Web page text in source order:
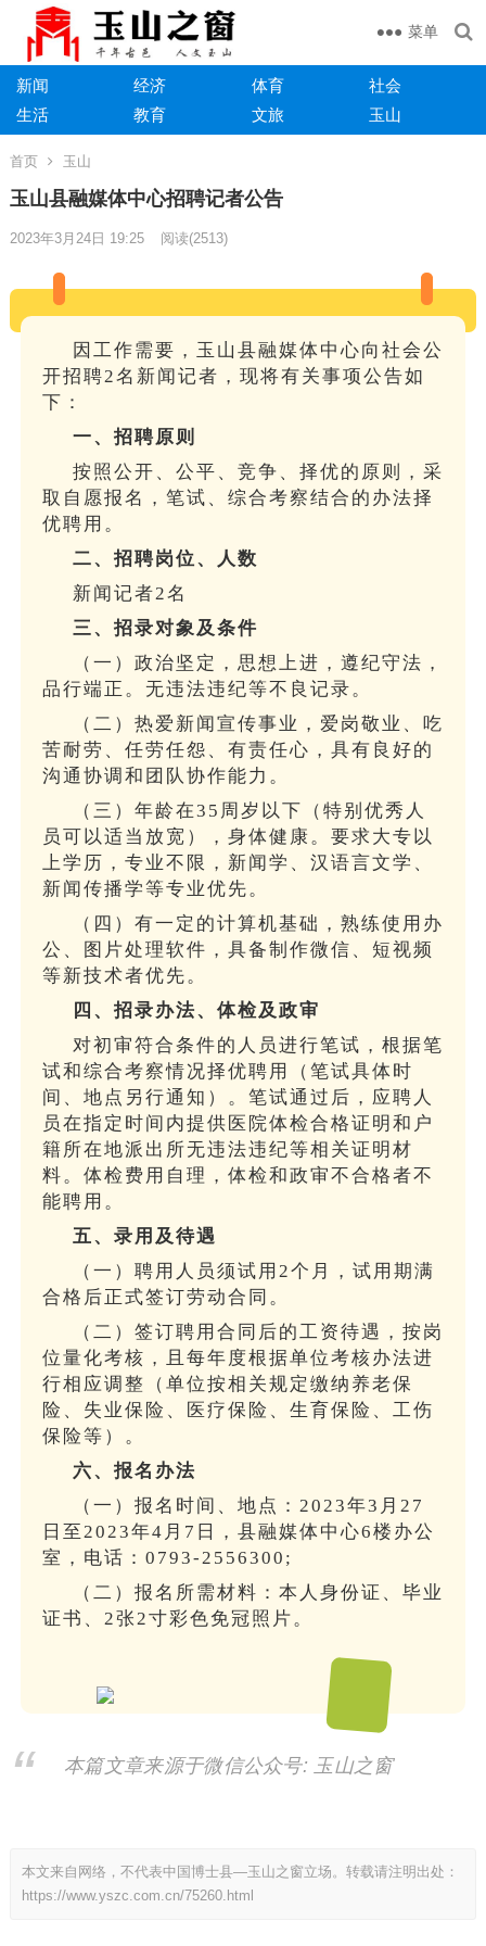
菜单
新闻 经济 体育
社会
生活
教育 文旅 玉山
首页 玉山
玉山县融媒体中心招聘记者公告
2023年3月24日 19:25 阅读(2513)
因工作需要，玉山县融媒体中心向社会公
开招聘2名新闻记者，现将有关事项公告如
下：
一、招聘原则
按照公开、公平、竞争、择优的原则，采
取自愿报名，笔试、综合考察结合的办法择
优聘用。
二、 招聘岗位、人数
新闻记者2名
三、招录对象及条件
（一）政治坚定，思想上进，遵纪守法，
品行端正。无违法违纪等不良记录。
（二）热爱新闻宣传事业，爱岗敬业、吃
苦耐劳、任劳任怨、有责任心，具有良好的
沟通协调和团队协作能力。
（三）年龄在35周岁以下（特别优秀人
员可以适当放宽），身体健康。要求大专以
上学历，专业不限，新闻学、汉语言文学、
新闻传播学等专业优先。
（四）有一定的计算机基础，熟练使用办
公、图片处理软件，具备制作微信、短视频
等新技术者优先。
四、招录办法、体检及政审
对初审符合条件的人员进行笔试，根据笔
试和综合考察情况择优聘用（笔试具体时
间、地点另行通知）。笔试通过后，应聘人
员在指定时间内提供医院体检合格证明和户
籍所在地派出所无违法违纪等相关证明材
料。体检费用自理，体检和政审不合格者不
能聘用。
五、录用及待遇
（一）聘用人员须试用2个月，试用期满
合格后正式签订劳动合同。
（二）签订聘用合同后的工资待遇，按岗
位量化考核，且每年度根据单位考核办法进
行相应调整（单位按相关规定缴纳养老保
险、失业保险、医疗保险、生育保险、工伤
保险等）。
六、报名办法
（一）报名时间、地点：2023年3月27
日至2023年4月7日，县融媒体中心6楼办公
室，电话：0793-2556300;
（二）报名所需材料：本人身份证、毕业
证书、2张2寸彩色免冠照片。
本篇文章来源于微信公众号: 玉山之窗
本文来自网络，不代表中国博士县—玉山之窗立场。转载请注明出处：
https://www.yszc.com.cn/75260.html